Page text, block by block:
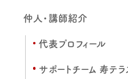
仲人・講師紹介
代表プロフィール
サポートチーム 寿テラ